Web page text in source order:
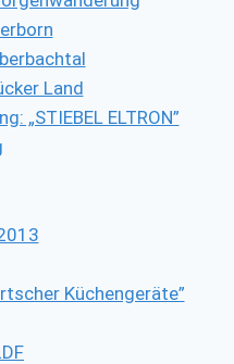
Land
„STIEBEL ELTRON”
Küchengeräte”